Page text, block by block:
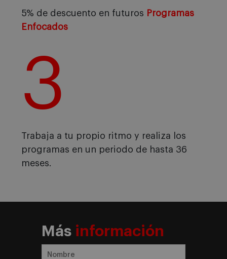
5% de descuento en futuros Programas
Enfocados
3
Trabaja a tu propio ritmo y realiza los
programas en un periodo de hasta 36
meses.
Más información